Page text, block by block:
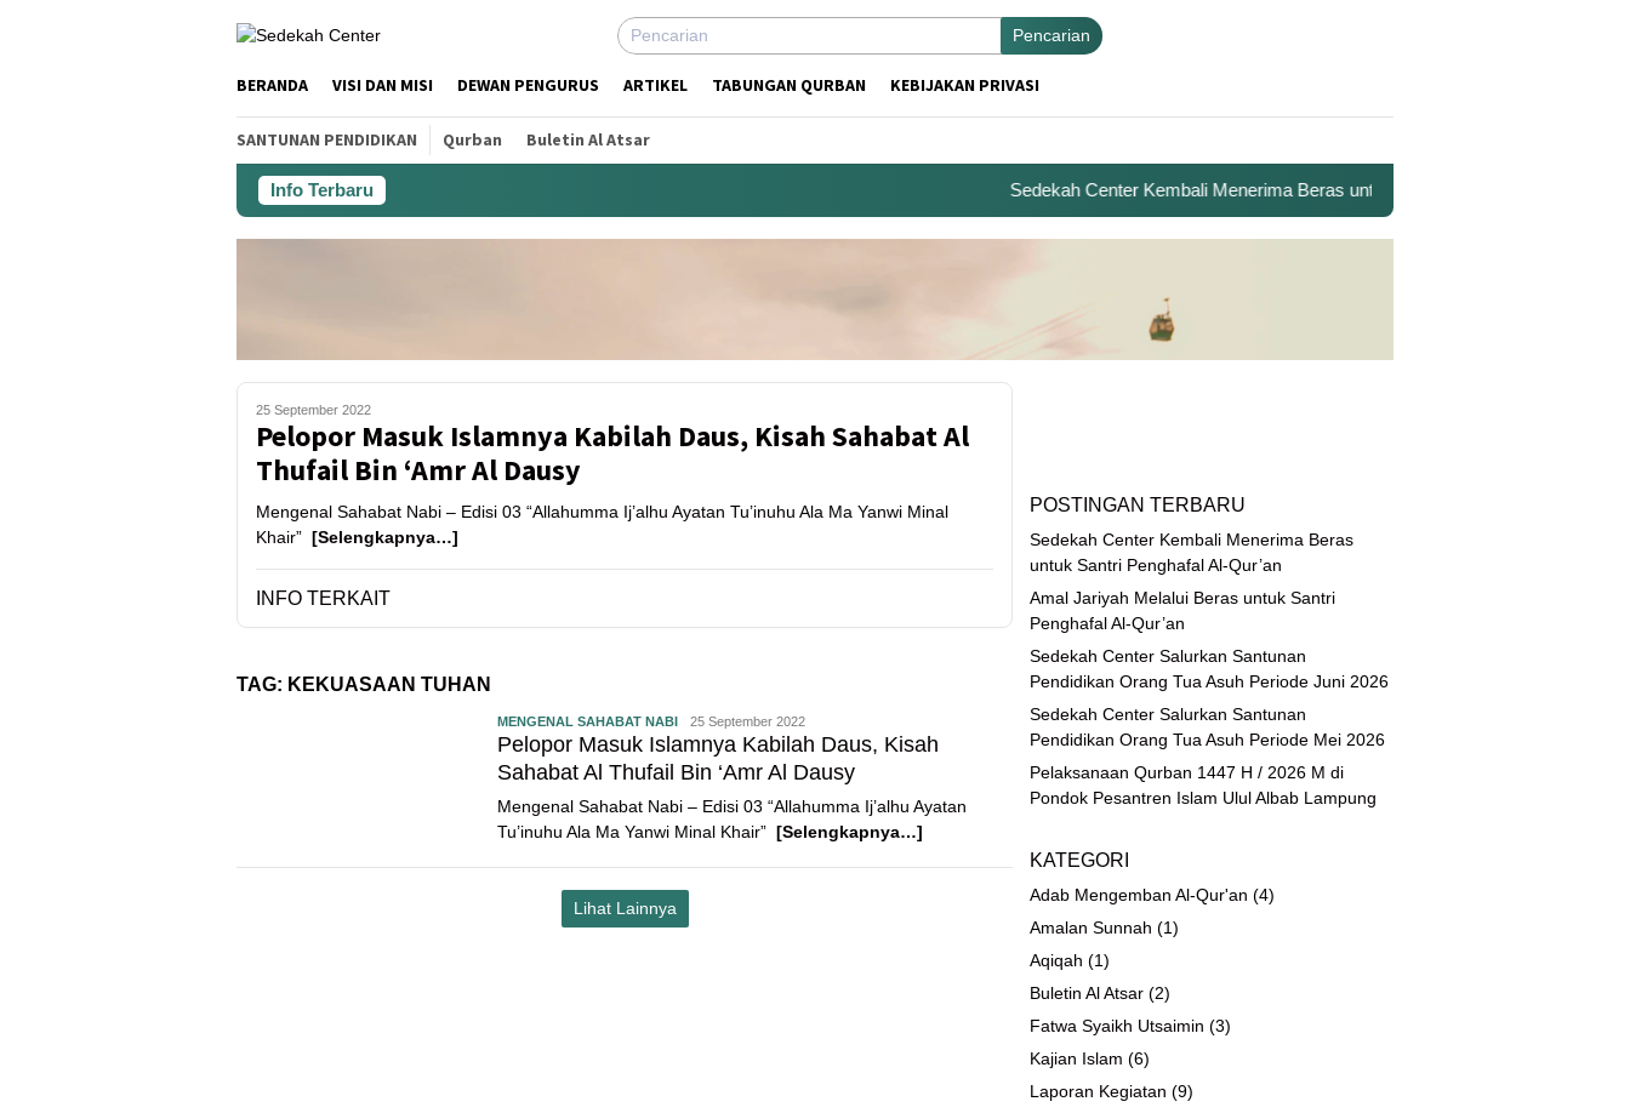
Pencarian
BERANDA VISI DAN MISI DEWAN PENGURUS ARTIKEL TABUNGAN QURBAN KEBIJAKAN PRIVASI
SANTUNAN PENDIDIKAN Qurban Buletin Al Atsar
Info Terbaru Sedekah Center Kembali Menerima Beras untuk Santri Penghafal Al-Qur’an
25 September 2022
Pelopor Masuk Islamnya Kabilah Daus, Kisah Sahabat Al
Thufail Bin ‘Amr Al Dausy
Mengenal Sahabat Nabi – Edisi 03 “Allahumma Ij’alhu Ayatan Tu’inuhu Ala Ma Yanwi Minal
Khair” [Selengkapnya…]
INFO TERKAIT
TAG: KEKUASAAN TUHAN
MENGENAL SAHABAT NABI 25 September 2022
Pelopor Masuk Islamnya Kabilah Daus, Kisah
Sahabat Al Thufail Bin ‘Amr Al Dausy
Mengenal Sahabat Nabi – Edisi 03 “Allahumma Ij’alhu Ayatan
Tu’inuhu Ala Ma Yanwi Minal Khair” [Selengkapnya…]
Lihat Lainnya
POSTINGAN TERBARU
Sedekah Center Kembali Menerima Beras
untuk Santri Penghafal Al-Qur’an
Amal Jariyah Melalui Beras untuk Santri
Penghafal Al-Qur’an
Sedekah Center Salurkan Santunan
Pendidikan Orang Tua Asuh Periode Juni 2026
Sedekah Center Salurkan Santunan
Pendidikan Orang Tua Asuh Periode Mei 2026
Pelaksanaan Qurban 1447 H / 2026 M di
Pondok Pesantren Islam Ulul Albab Lampung
KATEGORI
Adab Mengemban Al-Qur'an (4)
Amalan Sunnah (1)
Aqiqah (1)
Buletin Al Atsar (2)
Fatwa Syaikh Utsaimin (3)
Kajian Islam (6)
Laporan Kegiatan (9)